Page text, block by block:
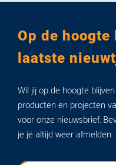
Op de
laatste
Wil jij op de hoogte
producten en projecten
voor onze nieuwsbrief.
je je altijd weer afmelden.